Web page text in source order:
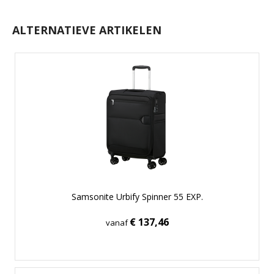
ALTERNATIEVE ARTIKELEN
Samsonite Urbify Spinner 55 EXP.
vanaf€ 137,46